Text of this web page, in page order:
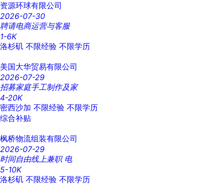
资源环球有限公司
2026-07-30
聘请电商运营与客服
1-6K
洛杉矶 不限经验 不限学历
美国大华贸易有限公司
2026-07-29
招募家庭手工制作及家
4-20K
密西沙加 不限经验 不限学历
综合补贴
枫桥物流组装有限公司
2026-07-29
时间自由线上兼职 电
5-10K
洛杉矶 不限经验 不限学历